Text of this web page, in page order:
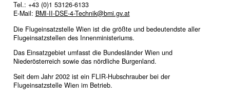
Tel.: +43 (0)1 53126-6133
E-Mail: BMI-II-DSE-4-Technik@bmi.gv.at
Die Flugeinsatzstelle Wien ist die größte und bedeutendste aller
Flugeinsatzstellen des Innenministeriums.
Das Einsatzgebiet umfasst die Bundesländer Wien und
Niederösterreich sowie das nördliche Burgenland.
Seit dem Jahr 2002 ist ein FLIR-Hubschrauber bei der
Flugeinsatzstelle Wien im Betrieb.